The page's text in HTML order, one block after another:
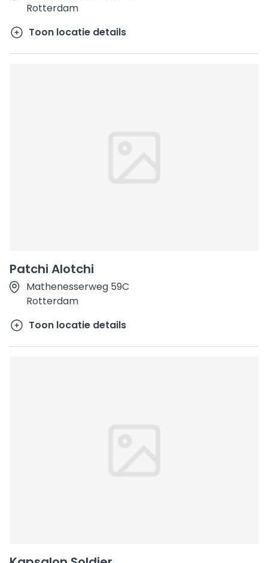
Rotterdam
Toon locatie details
Patchi Alotchi
Mathenesserweg 59C
Rotterdam
Toon locatie details